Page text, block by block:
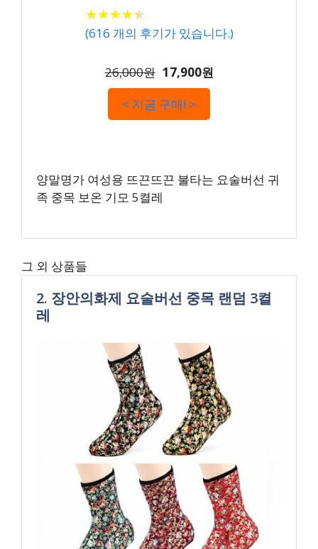
★★★★★
★★★★★
(616 개의 후기가 있습니다.)
26,000원 17,900원
< 지금 구매! >
양말명가 여성용 뜨끈뜨끈 불타는 요술버선 귀
족 중목 보온 기모 5켤레
그 외 상품들
2. 장안의화제 요술버선 중목 랜덤 3켤
레